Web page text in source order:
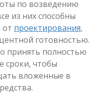
по возведению
из них способны
от проектирования,
готовностью.
принять полностью
сроки, чтобы
вложенные в